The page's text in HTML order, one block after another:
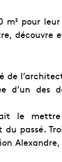
pour
découvre
de
d’un des
le mettre
passé.